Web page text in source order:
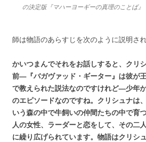
の決定版『マハーヨーギーの真理のことば』
師は物語のあらすじを次のように説明され
かいつまんでそれをお話しすると、クリ
前―『バガヴァッド・ギーター』は彼が
で教えられた説法なのですけれど―少年
のエピソードなのですね。クリシュナは
いう森の中で牛飼いの仲間たちの中で育
人の女性、ラーダーと恋をして、その二
に繰り広げられています。物語はクリシ